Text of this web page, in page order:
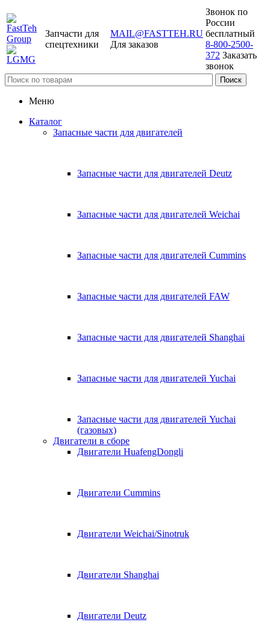
Запчасти для
спецтехники
MAIL@FASTTEH.RU
Для заказов
Звонок по
России
бесплатный
8-800-2500-
372 Заказать
звонок
Меню
Каталог
Запасные части для двигателей
Запасные части для двигателей Deutz
Запасные части для двигателей Weichai
Запасные части для двигателей Cummins
Запасные части для двигателей FAW
Запасные части для двигателей Shanghai
Запасные части для двигателей Yuchai
Запасные части для двигателей Yuchai
(газовых)
Двигатели в сборе
Двигатели HuafengDongli
Двигатели Cummins
Двигатели Weichai/Sinotruk
Двигатели Shanghai
Двигатели Deutz